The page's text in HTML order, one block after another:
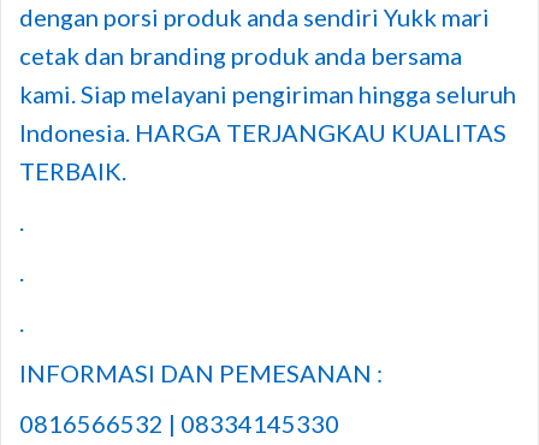
dengan porsi produk anda sendiri Yukk mari
cetak dan branding produk anda bersama
kami. Siap melayani pengiriman hingga seluruh
Indonesia. HARGA TERJANGKAU KUALITAS
TERBAIK.
.
.
.
INFORMASI DAN PEMESANAN :
0816566532 | 08334145330